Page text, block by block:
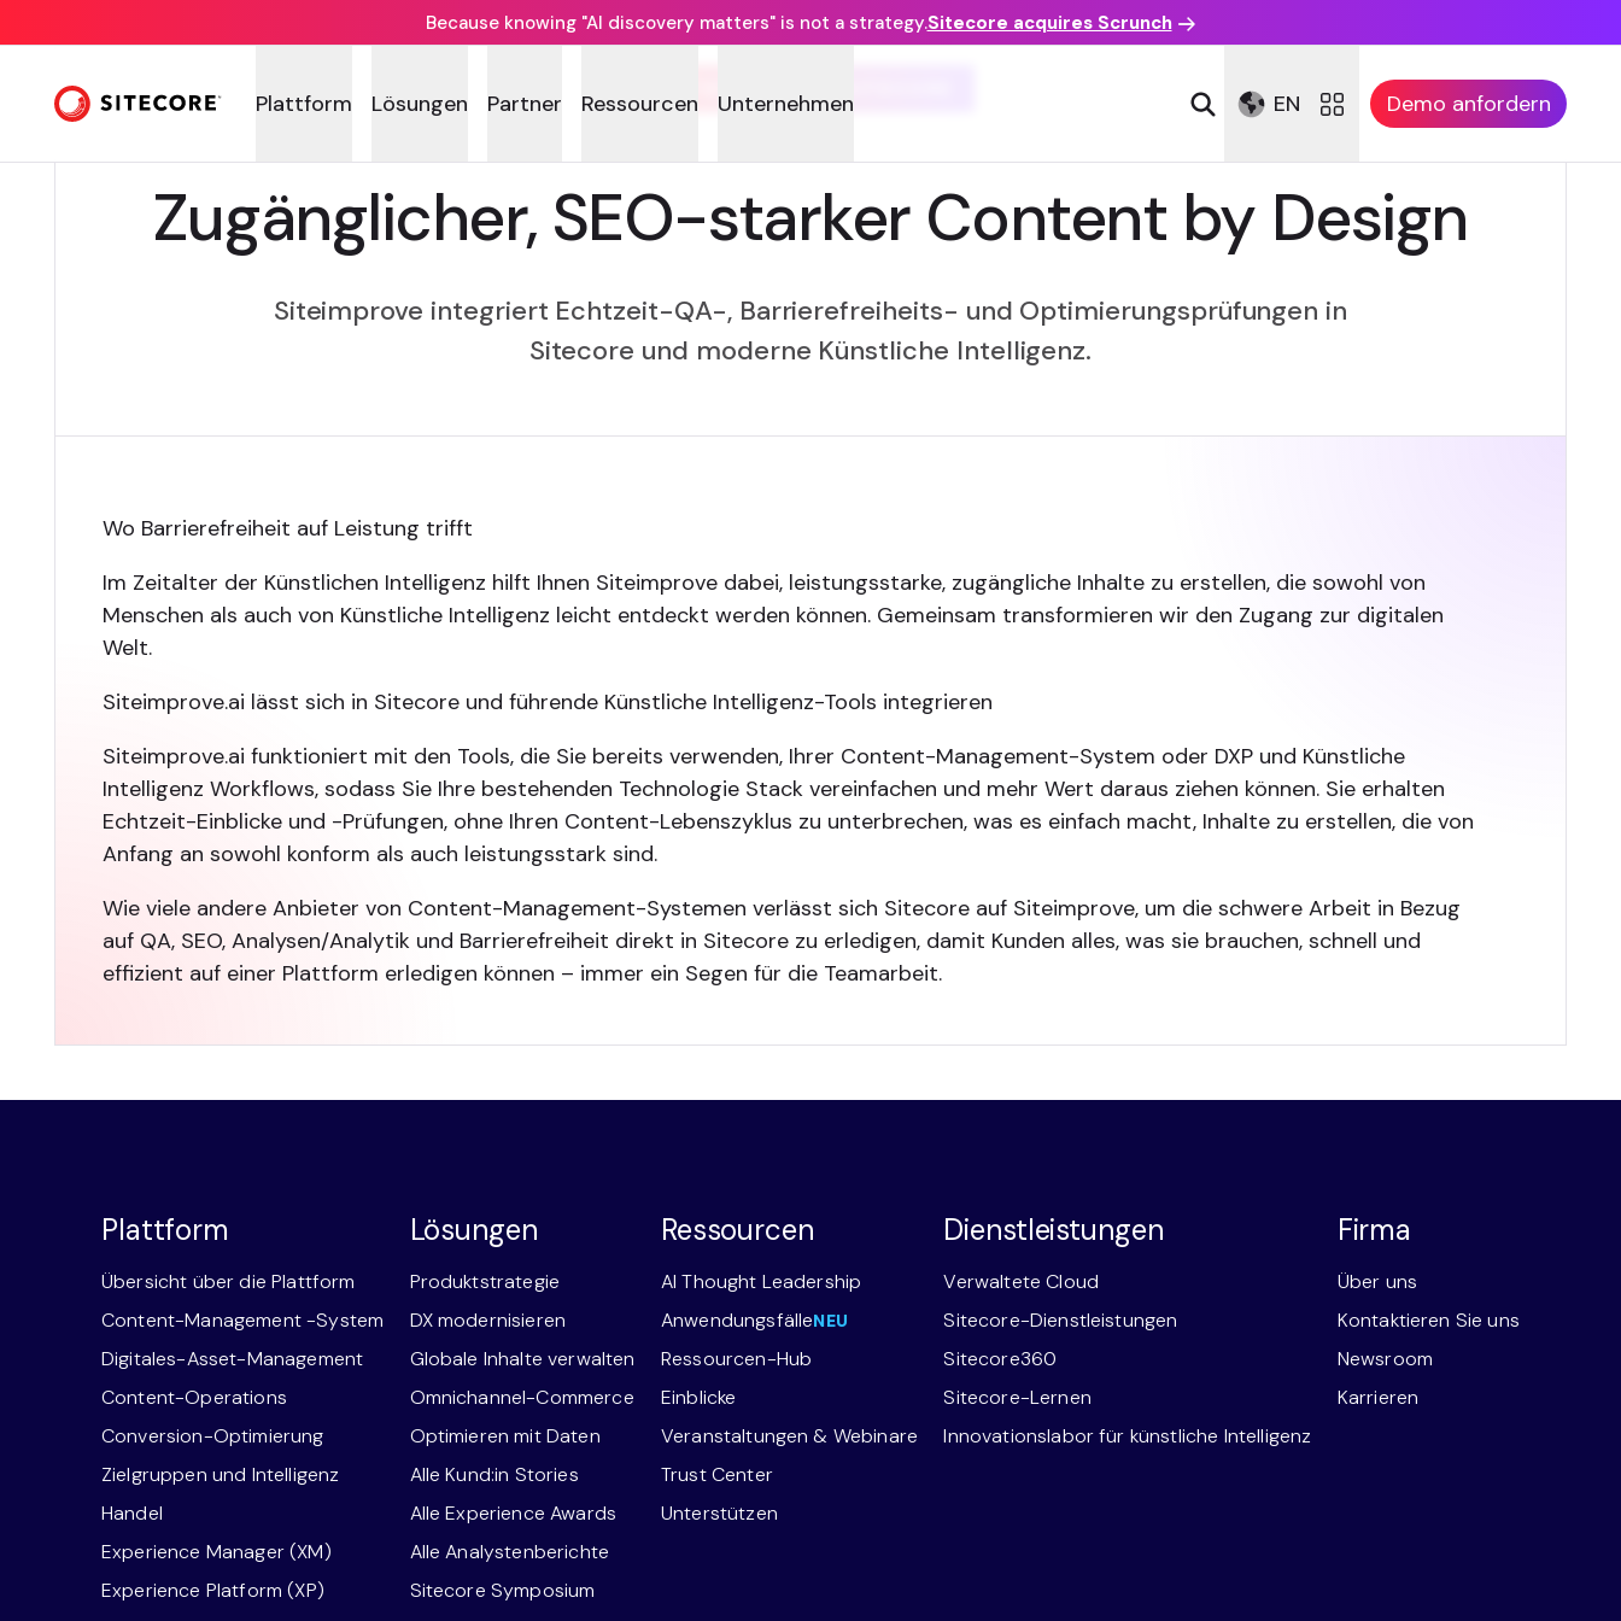
Because knowing "AI discovery matters" is not a strategy.Sitecore acquires Scrunch
Plattform Lösungen Partner Ressourcen Unternehmen EN Demo anfordern
Zugänglicher, SEO-starker Content by Design
Siteimprove integriert Echtzeit-QA-, Barrierefreiheits- und Optimierungsprüfungen in
Sitecore und moderne Künstliche Intelligenz.
Wo Barrierefreiheit auf Leistung trifft
Im Zeitalter der Künstlichen Intelligenz hilft Ihnen Siteimprove dabei, leistungsstarke, zugängliche Inhalte zu erstellen, die sowohl von
Menschen als auch von Künstliche Intelligenz leicht entdeckt werden können. Gemeinsam transformieren wir den Zugang zur digitalen
Welt.
Siteimprove.ai lässt sich in Sitecore und führende Künstliche Intelligenz-Tools integrieren
Siteimprove.ai funktioniert mit den Tools, die Sie bereits verwenden, Ihrer Content-Management-System oder DXP und Künstliche
Intelligenz Workflows, sodass Sie Ihre bestehenden Technologie Stack vereinfachen und mehr Wert daraus ziehen können. Sie erhalten
Echtzeit-Einblicke und -Prüfungen, ohne Ihren Content-Lebenszyklus zu unterbrechen, was es einfach macht, Inhalte zu erstellen, die von
Anfang an sowohl konform als auch leistungsstark sind.
Wie viele andere Anbieter von Content-Management-Systemen verlässt sich Sitecore auf Siteimprove, um die schwere Arbeit in Bezug
auf QA, SEO, Analysen/Analytik und Barrierefreiheit direkt in Sitecore zu erledigen, damit Kunden alles, was sie brauchen, schnell und
effizient auf einer Plattform erledigen können – immer ein Segen für die Teamarbeit.
Plattform
Übersicht über die Plattform
Content-Management -System
Digitales-Asset-Management
Content-Operations
Conversion-Optimierung
Zielgruppen und Intelligenz
Handel
Experience Manager (XM)
Experience Platform (XP)
Lösungen
Produktstrategie
DX modernisieren
Globale Inhalte verwalten
Omnichannel-Commerce
Optimieren mit Daten
Alle Kund:in Stories
Alle Experience Awards
Alle Analystenberichte
Sitecore Symposium
Ressourcen
AI Thought Leadership
AnwendungsfälleNEU
Ressourcen-Hub
Einblicke
Veranstaltungen & Webinare
Trust Center
Unterstützen
Dienstleistungen
Verwaltete Cloud
Sitecore-Dienstleistungen
Sitecore360
Sitecore-Lernen
Innovationslabor für künstliche Intelligenz
Firma
Über uns
Kontaktieren Sie uns
Newsroom
Karrieren